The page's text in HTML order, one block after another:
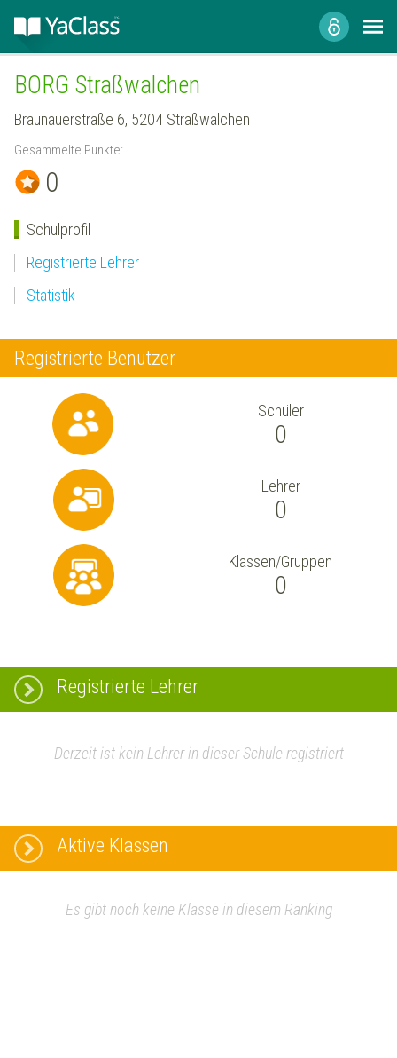
BORG Straßwalchen
Braunauerstraße 6, 5204 Straßwalchen
Gesammelte Punkte:
0
Schulprofil
Registrierte Lehrer
Statistik
Registrierte Benutzer
Schüler
0
Lehrer
0
Klassen/Gruppen
0
Registrierte Lehrer
Derzeit ist kein Lehrer in dieser Schule registriert
Aktive Klassen
Es gibt noch keine Klasse in diesem Ranking